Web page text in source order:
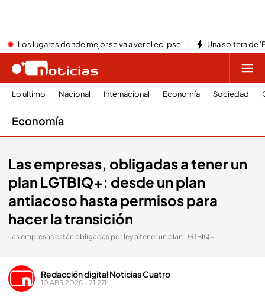
Los lugares donde mejor se va a ver el eclipse Una soltera de
Lo último Nacional Internacional Economía Sociedad
Economía
Las empresas, obligadas a tener un
plan LGTBIQ+: desde un plan
antiacoso hasta permisos para
hacer la transición
Las empresas están obligadas por ley a tener un plan LGTBIQ+
Redacción digital Noticias Cuatro
10 ABR 2025 - 21:27h.